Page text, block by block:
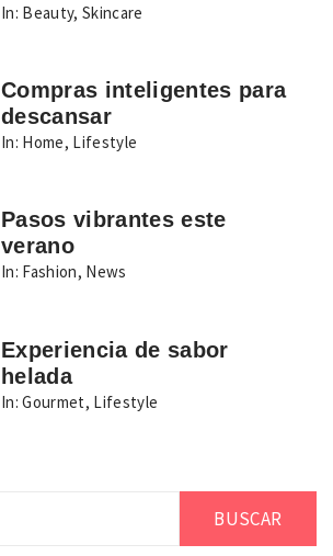
In: Beauty,Skincare
Compras inteligentes para
descansar
In: Home, Lifestyle
Pasos vibrantes este
verano
In: Fashion, News
Experiencia de sabor
helada
In: Gourmet, Lifestyle